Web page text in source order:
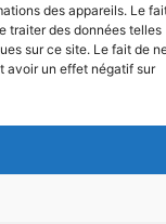
des appareils. Le
traiter des données telles
sur ce site. Le fait de
avoir un effet négatif sur
Conditions générales